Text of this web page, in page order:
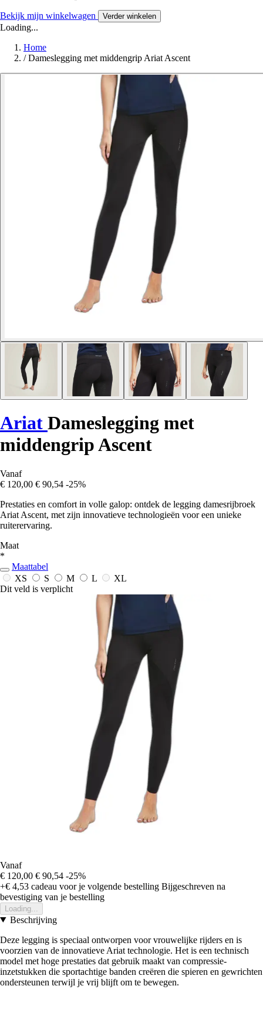
Bekijk mijn winkelwagen Verder winkelen
Loading...
Home
/ Dameslegging met middengrip Ariat Ascent
Ariat Dameslegging met
middengrip Ascent
Vanaf
€ 120,00 € 90,54 -25%
Prestaties en comfort in volle galop: ontdek de legging damesrijbroek
Ariat Ascent, met zijn innovatieve technologieën voor een unieke
ruiterervaring.
Maat
*
Maattabel
XS
S M L
XL
Dit veld is verplicht
Vanaf
€ 120,00 € 90,54 -25%
+€ 4,53 cadeau voor je volgende bestelling Bijgeschreven na
bevestiging van je bestelling
Loading...
Beschrijving
Deze legging is speciaal ontworpen voor vrouwelijke rijders en is
voorzien van de innovatieve Ariat technologie. Het is een technisch
model met hoge prestaties dat gebruik maakt van compressie-
inzetstukken die sportachtige banden creëren die spieren en gewrichten
ondersteunen terwijl je vrij blijft om te bewegen.